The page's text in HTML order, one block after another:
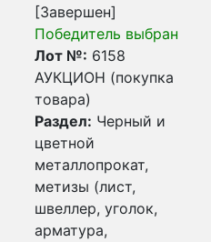
[Завершен]
Победитель выбран
Лот №: 6158
АУКЦИОН (покупка
товара)
Раздел: Черный и
цветной
металлопрокат,
метизы (лист,
швеллер, уголок,
арматура,